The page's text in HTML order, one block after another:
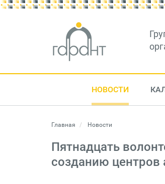
НОВОСТИ
Главная Новости
Пятнадцать
созданию